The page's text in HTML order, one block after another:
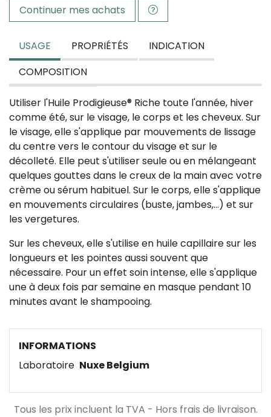
Continuer mes achats
USAGE PROPRIÉTÉS
INDICATION
COMPOSITION
Utiliser l'Huile Prodigieuse® Riche toute l'année, hiver
comme été, sur le visage, le corps et les cheveux. Sur
le visage, elle s'applique par mouvements de lissage
du centre vers le contour du visage et sur le
décolleté. Elle peut s'utiliser seule ou en mélangeant
quelques gouttes dans le creux de la main avec votre
crème ou sérum habituel. Sur le corps, elle s'applique
en mouvements circulaires (buste, jambes,...) et sur
les vergetures.
Sur les cheveux, elle s'utilise en huile capillaire sur les
longueurs et les pointes aussi souvent que
nécessaire. Pour un effet soin intense, elle s'applique
une à deux fois par semaine en masque pendant 10
minutes avant le shampooing.
INFORMATIONS
Laboratoire Nuxe Belgium
Tous les prix incluent la TVA - Hors frais de livraison.